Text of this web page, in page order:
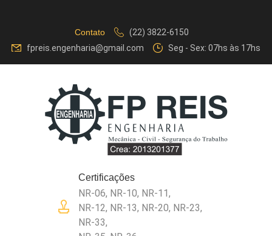
Contato
(22) 3822-6150
fpreis.engenharia@gmail.com
Seg - Sex: 07hs às 17hs
Certificações
NR-06, NR-10, NR-11,
NR-12, NR-13, NR-20, NR-23,
NR-33,